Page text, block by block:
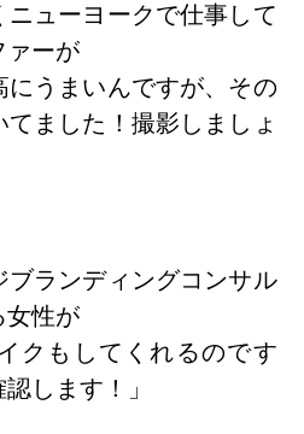
ニューヨークで仕事して
ァーが
にうまいんですが、その
ました！撮影しましょ
ブランディングコンサル
女性が
クもしてくれるのです
します！」